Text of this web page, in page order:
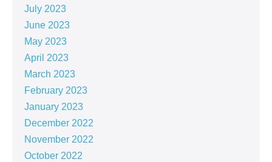
July 2023
June 2023
May 2023
April 2023
March 2023
February 2023
January 2023
December 2022
November 2022
October 2022